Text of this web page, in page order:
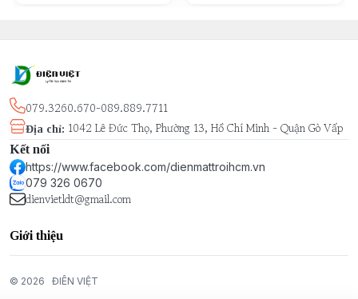
079.3260.670-089.889.7711
Địa chỉ: 1042 Lê Đức Thọ, Phường 13, Hồ Chí Minh - Quận Gò Vấp
Kết nối
https://www.facebook.com/dienmattroihcm.vn
079 326 0670
dienvietldt@gmail.com
Giới thiệu
© 2026 ĐIÊN VIỆT